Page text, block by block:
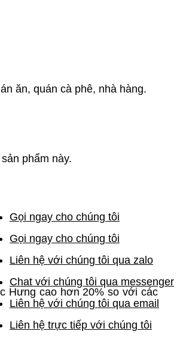
ăn, quán cà phê, nhà hàng.
phẩm này.
Hưng cao hơn 20% so với các
Gọi ngay cho chúng tôi
Gọi ngay cho chúng tôi
Liên hệ với chúng tôi qua zalo
Chat với chúng tôi qua messenger
Liên hệ với chúng tôi qua email
Liên hệ trực tiếp với chúng tôi